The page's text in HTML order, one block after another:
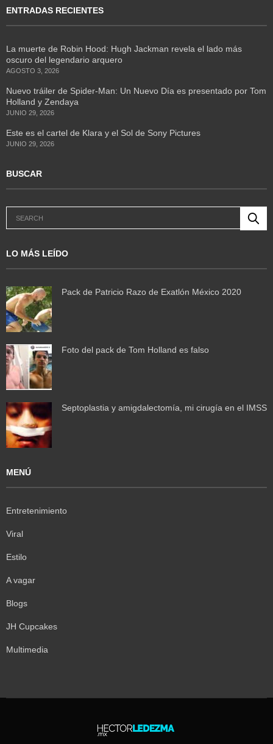
ENTRADAS RECIENTES
La muerte de Robin Hood: Hugh Jackman revela el lado más
oscuro del legendario arquero
AGOSTO 3, 2026
Nuevo tráiler de Spider-Man: Un Nuevo Día es presentado por Tom
Holland y Zendaya
JUNIO 29, 2026
Este es el cartel de Klara y el Sol de Sony Pictures
JUNIO 29, 2026
BUSCAR
LO MÁS LEÍDO
Pack de Patricio Razo de Exatlón México 2020
Foto del pack de Tom Holland es falso
Septoplastia y amigdalectomía, mi cirugía en el IMSS
MENÚ
Entretenimiento
Viral
Estilo
A vagar
Blogs
JH Cupcakes
Multimedia